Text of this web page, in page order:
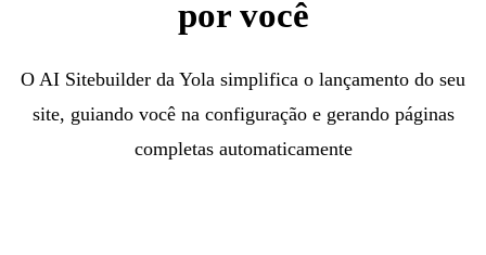
por você
O AI Sitebuilder da Yola simplifica o lançamento do seu
site, guiando você na configuração e gerando páginas
completas automaticamente